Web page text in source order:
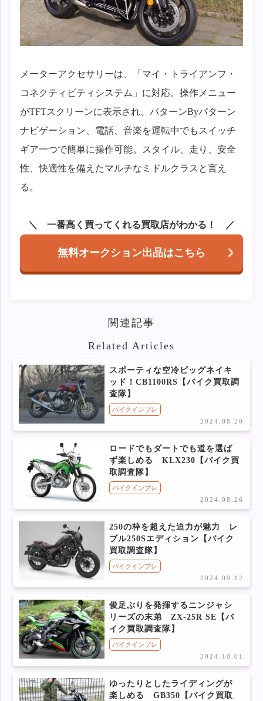
メーターアクセサリーは、「マイ・トライアンフ・
コネクティビティシステム」に対応。操作メニュー
がTFTスクリーンに表示され、パターンByパターン
ナビゲーション、電話、音楽を運転中でもスイッチ
ギア一つで簡単に操作可能。スタイル、走り、安全
性、快適性を備えたマルチなミドルクラスと言え
る。
一番高く買ってくれる買取店がわかる！
無料オークション出品はこちら
関連記事
Related Articles
スポーティな空冷ビッグネイキ
ッド！CB1100RS【バイク買取調
査隊】
バイクインプレ
2024.08.20
ロードでもダートでも道を選ば
ず楽しめる KLX230【バイク買
取調査隊】
バイクインプレ
2024.08.26
250の枠を超えた迫力が魅力 レ
ブル250Sエディション【バイク
買取調査隊】
バイクインプレ
2024.09.12
俊足ぶりを発揮するニンジャシ
リーズの末弟 ZX-25R SE【バ
イク買取調査隊】
バイクインプレ
2024.10.01
ゆったりとしたライディングが
楽しめる GB350【バイク買取